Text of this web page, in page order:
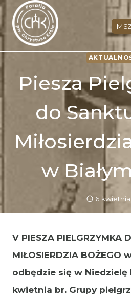
Przejdź
do
treści
Piesza
do
w
6 kwietnia
V PIESZA PIELGRZYMKA
MIŁOSIERDZIA BOŻEGO
odbędzie się w Niedzielę
kwietnia br. Grupy